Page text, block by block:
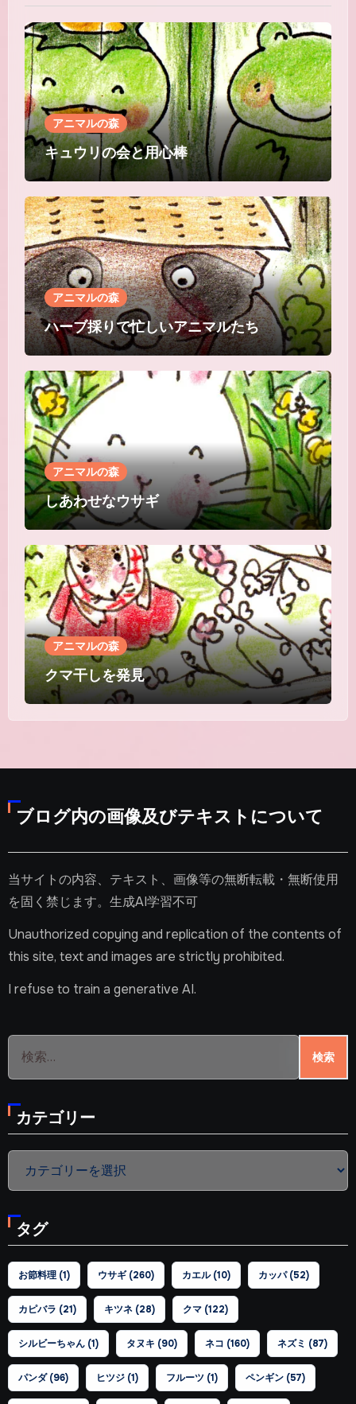
アニマルの森
キュウリの会と用心棒
アニマルの森
ハーブ採りで忙しいアニマルたち
アニマルの森
しあわせなウサギ
アニマルの森
クマ干しを発見
ブログ内の画像及びテキストについて
当サイトの内容、テキスト、画像等の無断転載・無断使用
を固く禁じます。生成AI学習不可
Unauthorized copying and replication of the contents of
this site, text and images are strictly prohibited.
I refuse to train a generative AI.
検
カテゴリー
カ
リ
ー
タグ
お節料理(1) ウサギ(260) カエル(10) カッパ(52)
カピバラ (21) キツネ(28) クマ(122)
シルビーちゃん(1) タヌキ (90) ネコ (160) ネズミ (87)
パンダ(96) ヒツジ(1) フルーツ(1) ペンギン(57)